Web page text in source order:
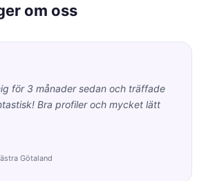
om oss
för 3 månader sedan och träffade
Bra profiler och mycket lätt
Götaland